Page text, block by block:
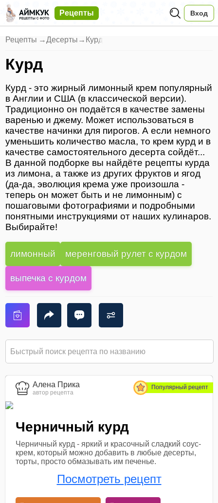
Рецепты Вход
Рецепты →Десерты → Курд
Курд
Курд - это жирный лимонный крем популярный
в Англии и США (в классической версии).
Традиционно он подаётся в качестве замены
варенью и джему. Может использоваться в
качестве начинки для пирогов. А если немного
уменьшить количество масла, то крем курд и в
качестве самостоятельного десерта сойдёт...
В данной подборке вы найдёте рецепты курда
из лимона, а также из других фруктов и ягод
(да-да, эволюция крема уже произошла -
теперь он может быть и не лимонным) с
пошаговыми фотографиями и подробными
понятными инструкциями от наших кулинаров.
Выбирайте!
лимонный меренговый рулет с курдом
выпечка с курдом
Алена Прика
автор рецепта
Популярный рецепт
Черничный курд
Черничный курд - яркий и красочный сладкий соус-
крем, который можно добавить в любые десерты,
торты, просто обмазывать им печенье.
Посмотреть рецепт